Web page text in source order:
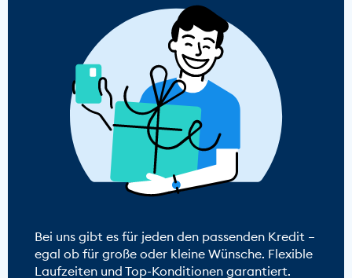
Bei uns gibt es für jeden den passenden Kredit –
egal ob für große oder kleine Wünsche. Flexible
Laufzeiten und Top-Konditionen garantiert.